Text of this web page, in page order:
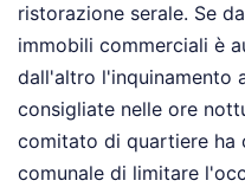
ristorazione serale. Se
immobili commerciali è
dall'altro l'inquinamento
consigliate nelle ore
comitato di quartiere ha
comunale di limitare